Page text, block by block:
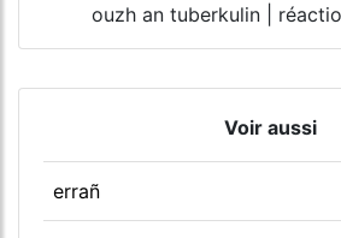
ouzh an tuberkulin |
Voir aussi
errañ